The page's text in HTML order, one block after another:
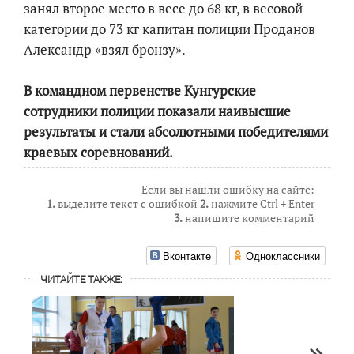
занял второе место в весе до 68 кг, в весовой
категории до 73 кг капитан полиции Проданов
Александр «взял бронзу».
В командном первенстве Кунгурские
сотрудники полиции показали наивысшие
результаты и стали абсолютными победителями
краевых соревнований.
Если вы нашли ошибку на сайте:
1.выделите текст с ошибкой 2.нажмите Ctrl + Enter
3.напишите комментарий
Вконтакте Одноклассники
ЧИТАЙТЕ ТАКЖЕ: